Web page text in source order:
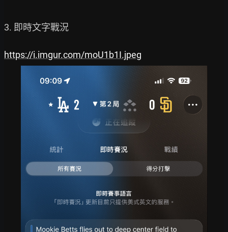
3. 即時文字戰況
https://i.imgur.com/moU1b1I.jpeg